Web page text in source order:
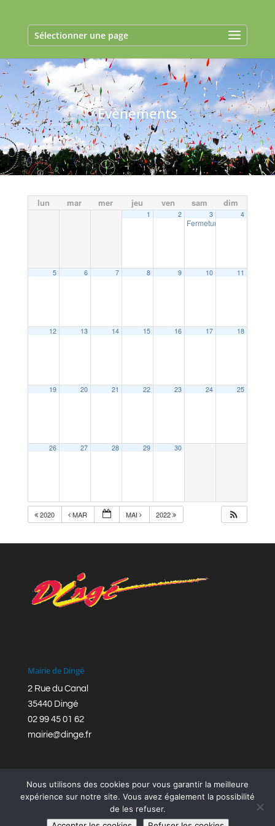
Sélectionner une page
Evènements
lun mar mer jeu ven sam dim
1 2 3
Fermeture
4
5 6 7 8 9 10 11
12 13 14 15 16 17 18
19 20 21 22 23 24 25
26 27 28 29 30
2020 MAR MAI 2022
Mairie de Dingé
2 Rue du Canal
35440 Dingé
02 99 45 01 62
mairie@dinge.fr
Réalisation © Mairie de Dingé,Bretagne Romantique
Nous utilisons des cookies pour vous garantir la meilleure
expérience sur notre site. Vous avez également la possibilité
de les refuser.